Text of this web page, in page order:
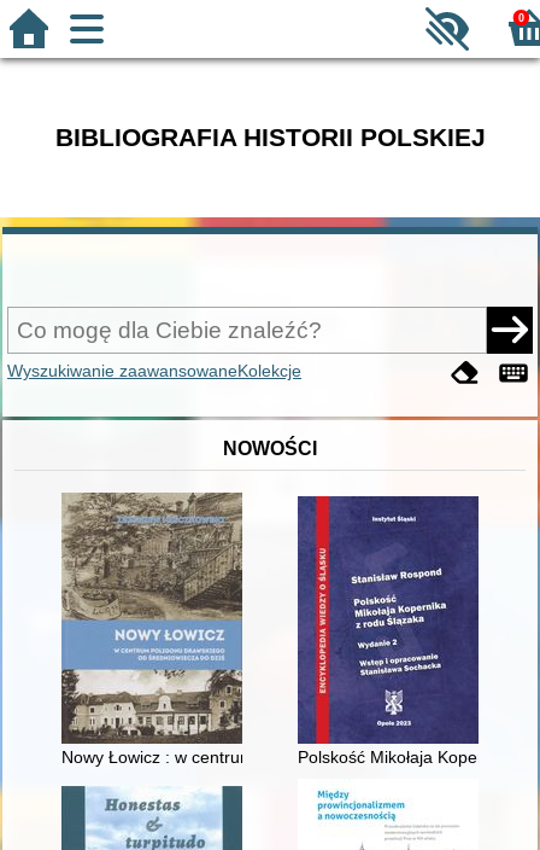
0
BIBLIOGRAFIA HISTORII POLSKIEJ
Wyszukiwanie zaawansowaneKolekcje
NOWOŚCI
Nowy Łowicz : w centrum poligonu drawskiego od
Polskość Mikołaja Kopernika z